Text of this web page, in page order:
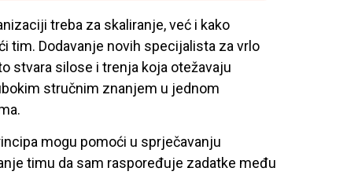
treba za skaliranje, već i kako
tim. Dodavanje novih specijalista za vrlo
stvara silose i trenja koja otežavaju
stručnim znanjem u jednom
mogu pomoći u sprječavanju
timu da sam raspoređuje zadatke među